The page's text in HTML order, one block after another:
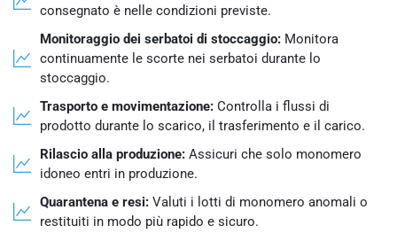
consegnato è nelle condizioni previste.
Monitoraggio dei serbatoi di stoccaggio: Monitora
continuamente le scorte nei serbatoi durante lo
stoccaggio.
Trasporto e movimentazione: Controlla i flussi di
prodotto durante lo scarico, il trasferimento e il carico.
Rilascio alla produzione: Assicuri che solo monomero
idoneo entri in produzione.
Quarantena e resi: Valuti i lotti di monomero anomali o
restituiti in modo più rapido e sicuro.